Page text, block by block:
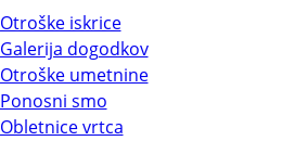
Otroške iskrice
Galerija dogodkov
Otroške umetnine
Ponosni smo
Obletnice vrtca